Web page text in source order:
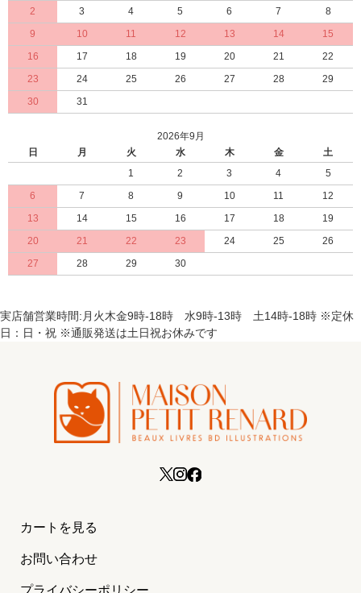
2
3 4 5 6 7
8
9
10 11 12 13 14
15
16
17 18 19 20 21
22
23
24 25 26 27 28
29
30
31
2026年9月
日
月 火 水 木 金
土
1
2 3 4
5
6
7 8 9 10 11
12
13
14 15 16 17 18
19
20
21 22 23 24 25
26
27
28 29 30
実店舗営業時間:月火木金9時-18時 水9時-13時 土14時-18時 ※定休
日：日・祝 ※通販発送は土日祝お休みです
カートを見る
お問い合わせ
プライバシーポリシー